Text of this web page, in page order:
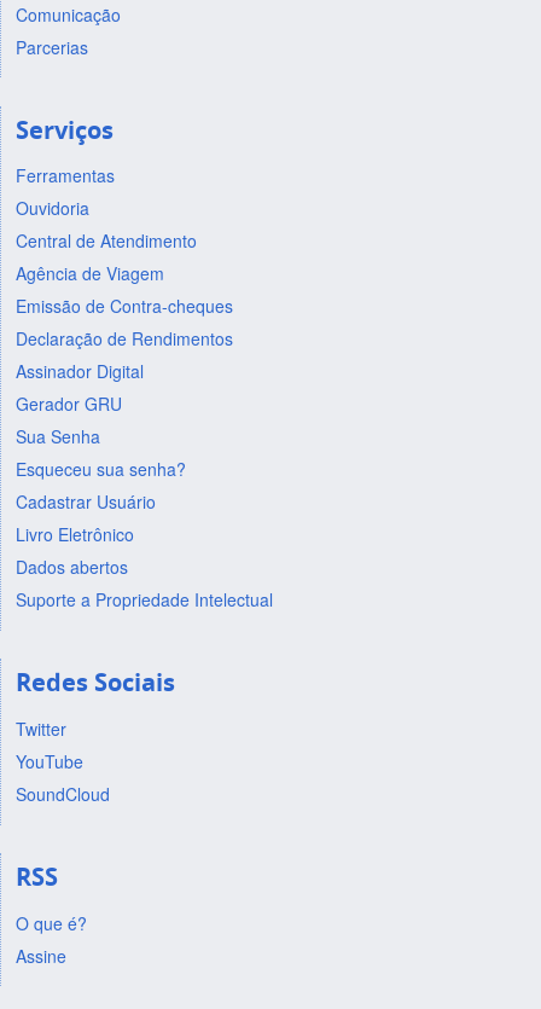
Comunicação
Parcerias
Serviços
Ferramentas
Ouvidoria
Central de Atendimento
Agência de Viagem
Emissão de Contra-cheques
Declaração de Rendimentos
Assinador Digital
Gerador GRU
Sua Senha
Esqueceu sua senha?
Cadastrar Usuário
Livro Eletrônico
Dados abertos
Suporte a Propriedade Intelectual
Redes Sociais
Twitter
YouTube
SoundCloud
RSS
O que é?
Assine